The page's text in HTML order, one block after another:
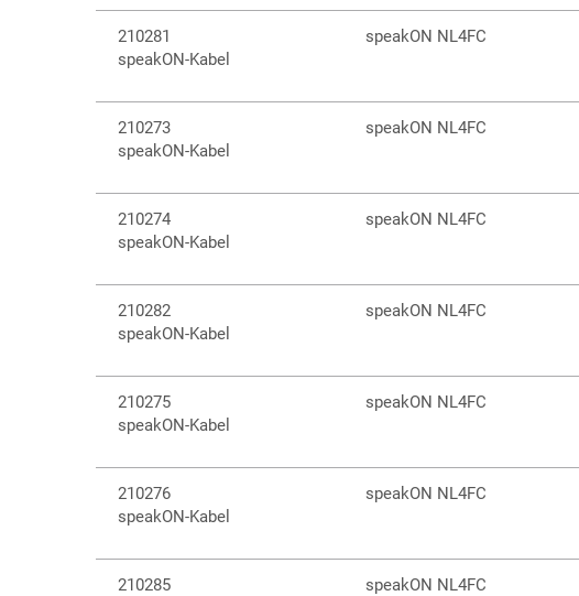
210281
speakON-Kabel
speakON NL4FC
210273
speakON-Kabel
speakON NL4FC
210274
speakON-Kabel
speakON NL4FC
210282
speakON-Kabel
speakON NL4FC
210275
speakON-Kabel
speakON NL4FC
210276
speakON-Kabel
speakON NL4FC
210285
speakON NL4FC